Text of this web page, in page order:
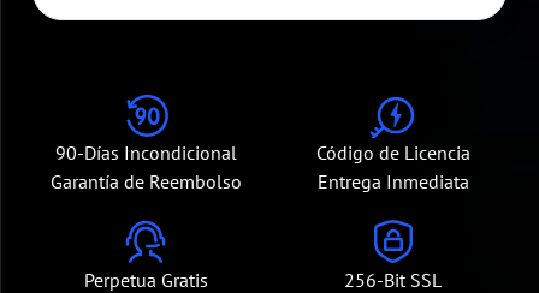
90-Días Incondicional
Garantía de Reembolso
Código de Licencia
Entrega Inmediata
Perpetua Gratis
256-Bit SSL